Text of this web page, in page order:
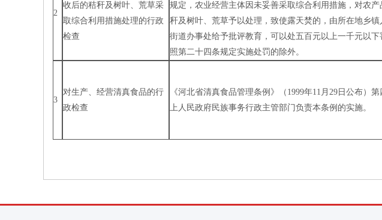
2
收后的秸秆及树叶、荒草采
取综合利用措施处理的行政
检查
规定，农业经营主体因未妥善采取综合利用措施，对农
秆及树叶、荒草予以处理，致使露天焚的，由所在地乡
街道办事处给予批评教育，可以处五百元以上一千元以
照第二十四条规定实施处罚的除外。
3
对生产、经营清真食品的行
政检查
《河北省清真食品管理条例》（1999年11月29日公布）
上人民政府民族事务行政主管部门负责本条例的实施。